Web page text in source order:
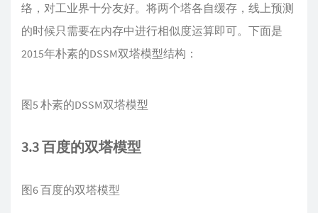
络，对工业界十分友好。将两个塔各自缓存，线上预测
的时候只需要在内存中进行相似度运算即可。下面是
2015年朴素的DSSM双塔模型结构：
图5 朴素的DSSM双塔模型
3.3 百度的双塔模型
图6 百度的双塔模型